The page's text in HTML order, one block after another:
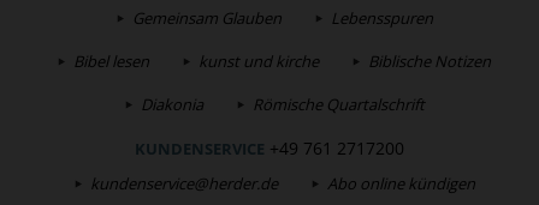
Gemeinsam Glauben
Lebensspuren
Bibel lesen
kunst und kirche
Biblische Notizen
Diakonia
Römische Quartalschrift
KUNDENSERVICE +49 761 2717200
kundenservice@herder.de Abo online kündigen